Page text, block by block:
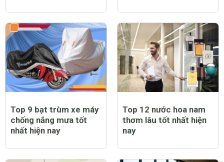
Top 9 bạt trùm xe máy
chống nắng mưa tốt
nhất hiện nay
Top 12 nước hoa nam
thơm lâu tốt nhất hiện
nay